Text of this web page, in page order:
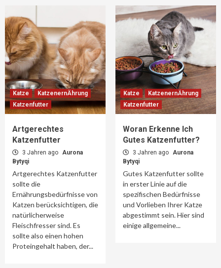
Katze
KatzenernÄhrung
Katzenfutter
Artgerechtes
Katzenfutter
3 Jahren ago Aurona
Bytyqi
Artgerechtes Katzenfutter
sollte die
Ernährungsbedürfnisse von
Katzen berücksichtigen, die
natürlicherweise
Fleischfresser sind. Es
sollte also einen hohen
Proteingehalt haben, der...
Katze
KatzenernÄhrung
Katzenfutter
Woran Erkenne Ich
Gutes Katzenfutter?
3 Jahren ago Aurona
Bytyqi
Gutes Katzenfutter sollte
in erster Linie auf die
spezifischen Bedürfnisse
und Vorlieben Ihrer Katze
abgestimmt sein. Hier sind
einige allgemeine...